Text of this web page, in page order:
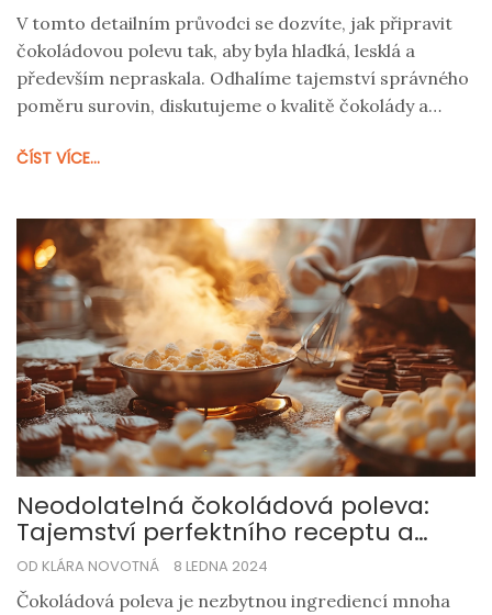
V tomto detailním průvodci se dozvíte, jak připravit
čokoládovou polevu tak, aby byla hladká, lesklá a
především nepraskala. Odhalíme tajemství správného
poměru surovin, diskutujeme o kvalitě čokolády a
čokoládová poleva bude mít dokonalou konzistenci.
dezerty a jak opravit běžné chyby v receptech.
ČÍST VÍCE...
Neodolatelná čokoládová poleva:
Tajemství perfektního receptu a
aplikace na cukroví
OD KLÁRA NOVOTNÁ 8 LEDNA 2024
Čokoládová poleva je nezbytnou ingrediencí mnoha